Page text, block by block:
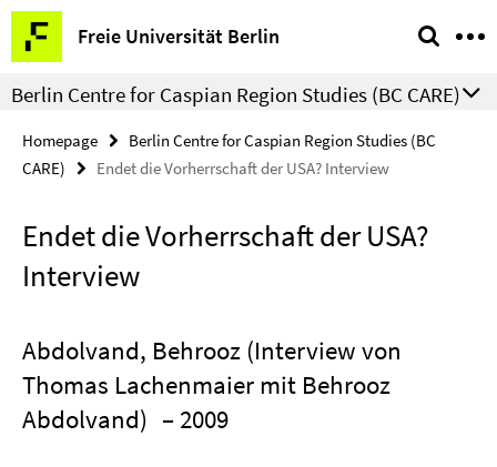
Springe
direkt
zu
Inhalt
Freie Universität Berlin
Service
Navigation
Berlin Centre for Caspian Region Studies (BC CARE)
Homepage
Berlin Centre for Caspian Region Studies (BC
CARE)
Endet die Vorherrschaft der USA? Interview
Endet die Vorherrschaft der USA?
Interview
Abdolvand, Behrooz (Interview von
Thomas Lachenmaier mit Behrooz
Abdolvand) – 2009